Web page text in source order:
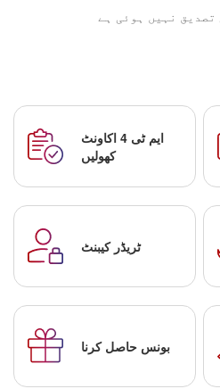
تصدیق نہیں ہوئی ہے
ایم ٹی 4 اکاونٹ
کھولیں
ٹریڈر کیبنٹ
بونس حاصل کرنا